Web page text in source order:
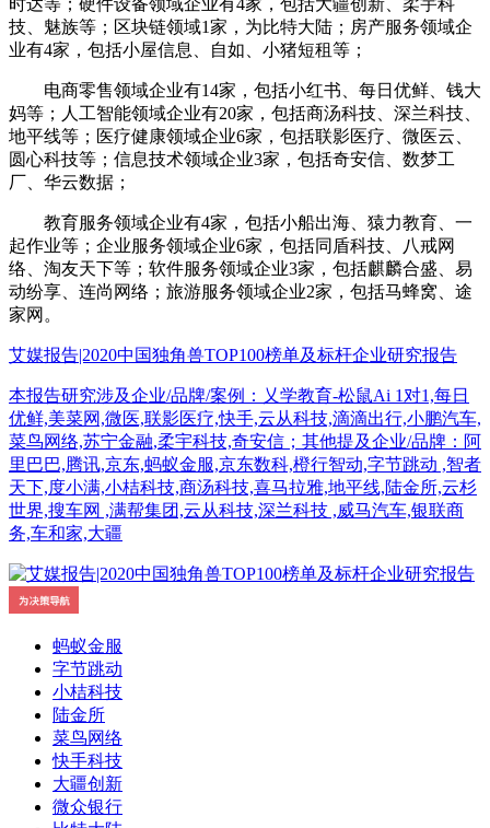
时达等；硬件设备领域企业有4家，包括大疆创新、柔宇科
技、魅族等；区块链领域1家，为比特大陆；房产服务领域企
业有4家，包括小屋信息、自如、小猪短租等；
电商零售领域企业有14家，包括小红书、每日优鲜、钱大
妈等；人工智能领域企业有20家，包括商汤科技、深兰科技、
地平线等；医疗健康领域企业6家，包括联影医疗、微医云、
圆心科技等；信息技术领域企业3家，包括奇安信、数梦工
厂、华云数据；
教育服务领域企业有4家，包括小船出海、猿力教育、一
起作业等；企业服务领域企业6家，包括同盾科技、八戒网
络、淘友天下等；软件服务领域企业3家，包括麒麟合盛、易
动纷享、连尚网络；旅游服务领域企业2家，包括马蜂窝、途
家网。
艾媒报告|2020中国独角兽TOP100榜单及标杆企业研究报告
本报告研究涉及企业/品牌/案例：乂学教育-松鼠Ai 1对1,每日
优鲜,美菜网,微医,联影医疗,快手,云从科技,滴滴出行,小鹏汽车,
菜鸟网络,苏宁金融,柔宇科技,奇安信；其他提及企业/品牌：阿
里巴巴,腾讯,京东,蚂蚁金服,京东数科,橙行智动,字节跳动 ,智者
天下,度小满,小桔科技,商汤科技,喜马拉雅,地平线,陆金所,云杉
世界,搜车网 ,满帮集团,云从科技,深兰科技 ,威马汽车,银联商
务,车和家,大疆
蚂蚁金服
字节跳动
小桔科技
陆金所
菜鸟网络
快手科技
大疆创新
微众银行